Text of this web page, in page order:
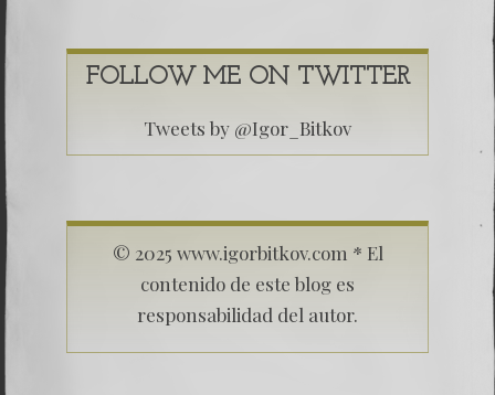
FOLLOW ME ON TWITTER
Tweets by @Igor_Bitkov
© 2025 www.igorbitkov.com * El
contenido de este blog es
responsabilidad del autor.